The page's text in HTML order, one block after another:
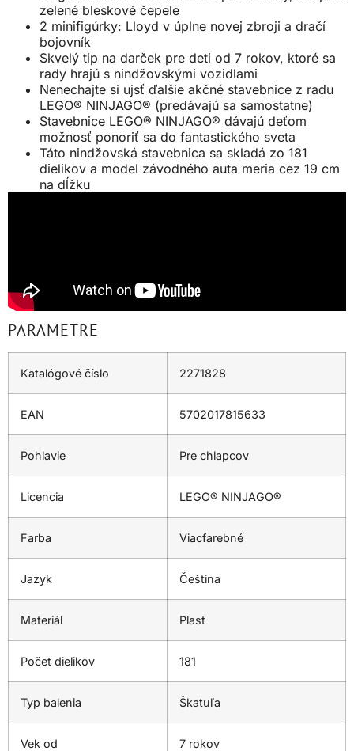
zelené bleskové čepele
2 minifigúrky: Lloyd v úplne novej zbroji a dračí
bojovník
Skvelý tip na darček pre deti od 7 rokov, ktoré sa
rady hrajú s nindžovskými vozidlami
Nenechajte si ujsť ďalšie akčné stavebnice z radu
LEGO® NINJAGO® (predávajú sa samostatne)
Stavebnice LEGO® NINJAGO® dávajú deťom
možnosť ponoriť sa do fantastického sveta
Táto nindžovská stavebnica sa skladá zo 181
dielikov a model závodného auta meria cez 19 cm
na dĺžku
PARAMETRE
Katalógové číslo 2271828
EAN 5702017815633
Pohlavie Pre chlapcov
Licencia LEGO® NINJAGO®
Farba Viacfarebné
Jazyk Čeština
Materiál Plast
Počet dielikov 181
Typ balenia Škatuľa
Vek od 7 rokov